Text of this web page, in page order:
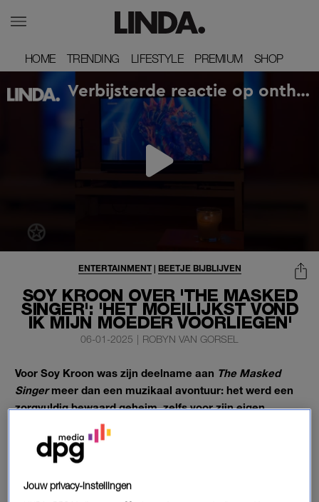
HOME
HOME TRENDING
TRENDING LIFESTYLE
LIFESTYLE PREMIUM
PREMIUM SHOP
SHOP
SOY KROON OVER 'THE MASKED
SINGER': 'HET MOEILIJKST VOND
IK MIJN MOEDER VOORLIEGEN'
ENTERTAINMENT| BEETJE BIJBLIJVEN
06-01-2025 | ROBYN VAN GORSEL
Voor Soy Kroon was zijn deelname aan The Masked
Singermeer dan een muzikaal avontuur: het werd een
zorgvuldig bewaard geheim, zelfs voor zijn eigen
Om haar niet te laten vermoeden dat hij meedeed aan het
project.
Jouw privacy-instellingen